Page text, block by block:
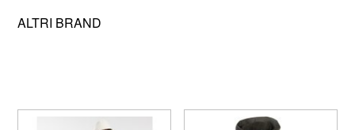
ALTRI BRAND